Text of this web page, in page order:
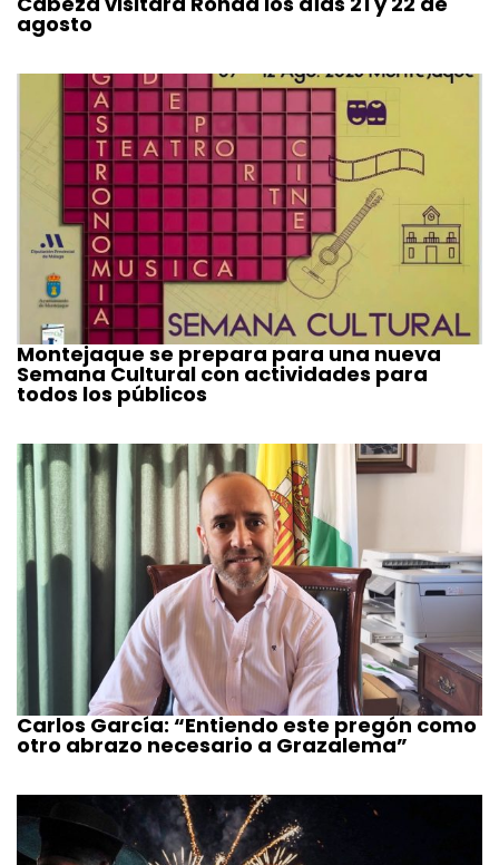
agosto
Montejaque se prepara para una nueva
Semana Cultural con actividades para
todos los públicos
Carlos García: “Entiendo este pregón como
otro abrazo necesario a Grazalema”